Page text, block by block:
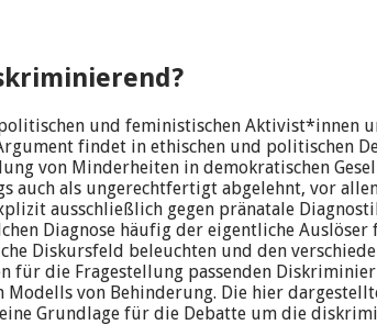
und feministischen Aktivist*innen
findet in ethischen und politischen
von Minderheiten in demokratischen
als ungerechtfertigt abgelehnt, vor
ausschließlich gegen pränatale
Diagnose häufig der eigentliche
Diskursfeld beleuchten und den
für die Fragestellung passenden
Modells von Behinderung. Die hier
Grundlage für die Debatte um die